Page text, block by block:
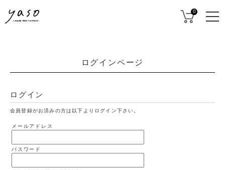
0
ログインページ
ログイン
会員登録がお済みの方は以下よりログイン下さい。
メールアドレス
パスワード